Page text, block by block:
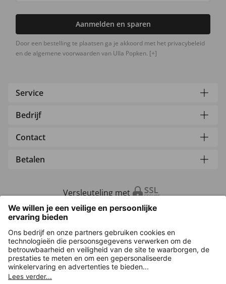
Aanmelden en sparen
Door een bestelling te plaatsen ga je akkoord met het privacybeleid
en de algemene voorwaarden van Ulla Popken. [+]
Service
Bedrijf
Contact
Betalen
Versleuteling met
Overige webwinkels
Nederland